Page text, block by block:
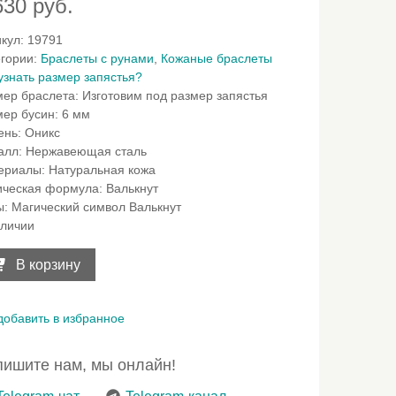
руб.
19791
Браслеты с рунами
Кожаные браслеты
размер запястья?
браслета: Изготовим под размер запястья
бусин:6 мм
:Оникс
: Нержавеющая сталь
: Натуральная кожа
формула: Валькнут
: Магический символ Валькнут
В корзину
в избранное
нам, мы онлайн!